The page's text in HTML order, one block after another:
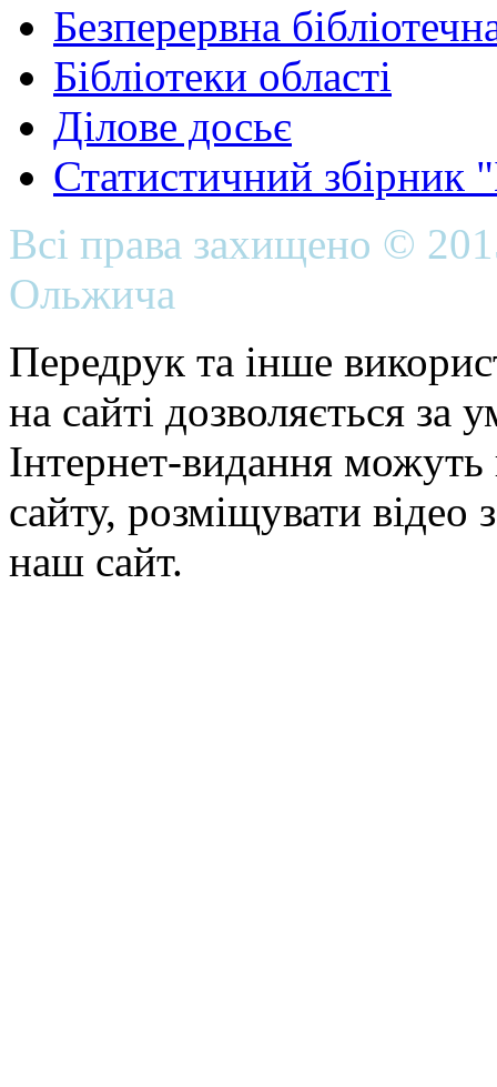
Безперервна
Бібліотеки області
Ділове досьє
Статистичний
Всі права захищено ©
Ольжича
Передрук та інше
на сайті дозволяється
Інтернет-видання можуть
сайту, розміщувати відео
наш сайт.